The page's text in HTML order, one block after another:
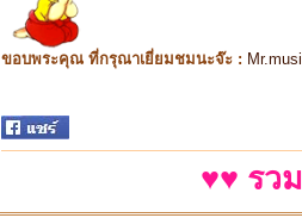
ขอบพระคุณ ที่กรุณาเยี่ยมชมนะจ๊ะ :
♥♥ รว